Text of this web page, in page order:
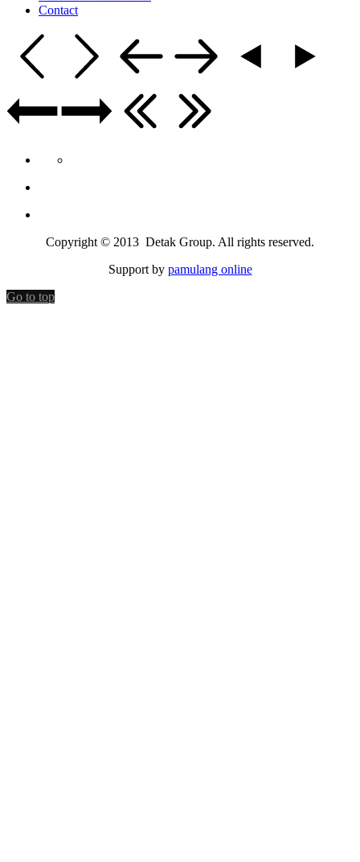
Contact
Copyright © 2013 Detak Group. All rights reserved.
Support by pamulang online
Go to top